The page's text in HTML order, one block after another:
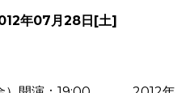
年07月28日[土]